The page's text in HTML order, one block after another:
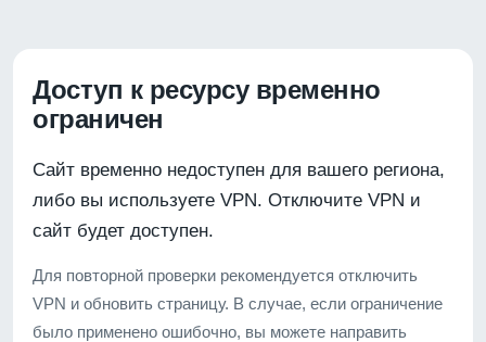
Доступ к ресурсу временно
ограничен
Сайт временно недоступен для вашего региона,
либо вы используете VPN. Отключите VPN и
сайт будет доступен.
Для повторной проверки рекомендуется отключить
VPN и обновить страницу. В случае, если ограничение
было применено ошибочно, вы можете направить